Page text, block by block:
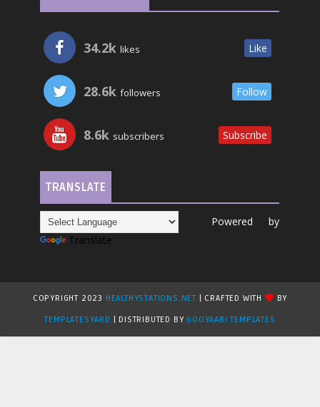
34.2k likes Like
28.6k followers Follow
8.6k subscribers Subscribe
TRANSLATE
Powered by
Translate
COPYRIGHT 2023 HEALTHYSTATIONS.NET | CRAFTED WITH
BY
TEMPLATESYARD
| DISTRIBUTED BY GOOYAABI TEMPLATES